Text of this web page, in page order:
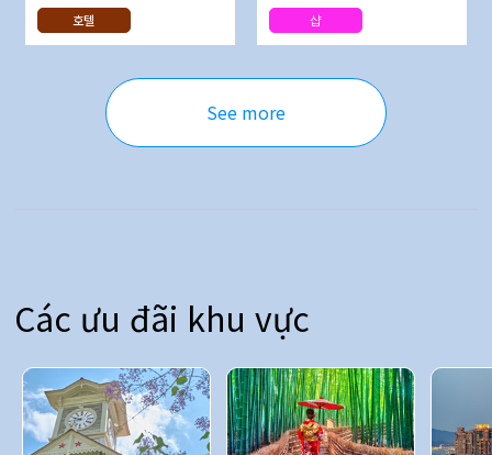
호텔 샵
See more
Các ưu đãi khu vực